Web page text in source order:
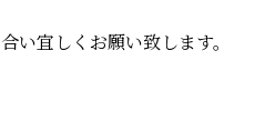
い宜しくお願い致します。